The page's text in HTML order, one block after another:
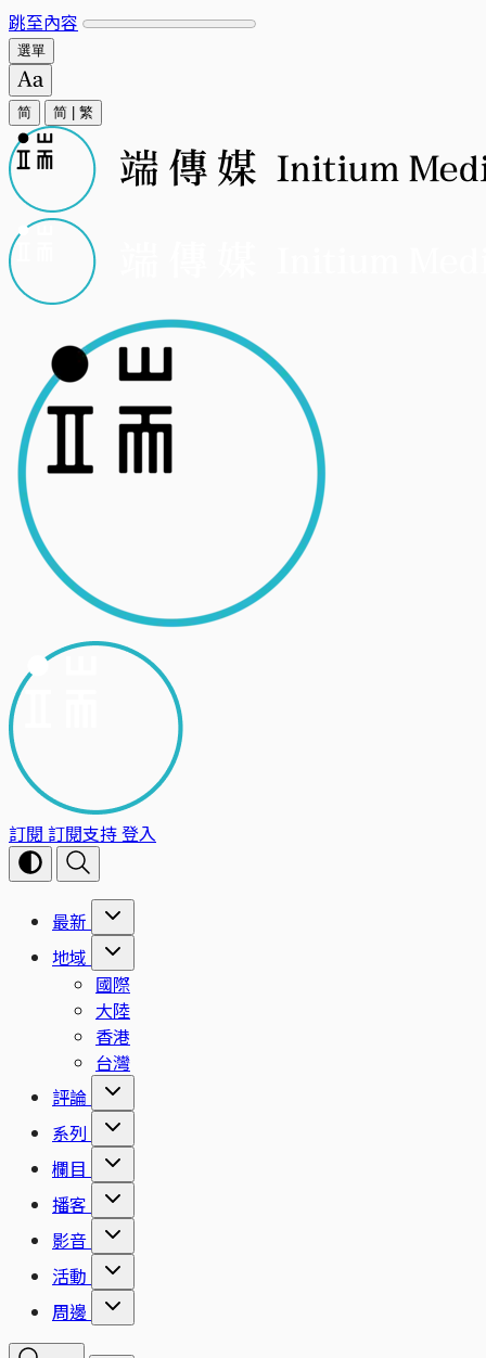
跳至內容
選單
简 简 繁
訂閱 訂閱支持登入
最新
地域
國際
大陸
香港
台灣
評論
系列
欄目
播客
影音
活動
周邊